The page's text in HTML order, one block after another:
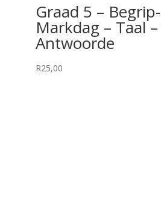
Graad 5 –
Markdag – Taal
Antwoorde
R25,00